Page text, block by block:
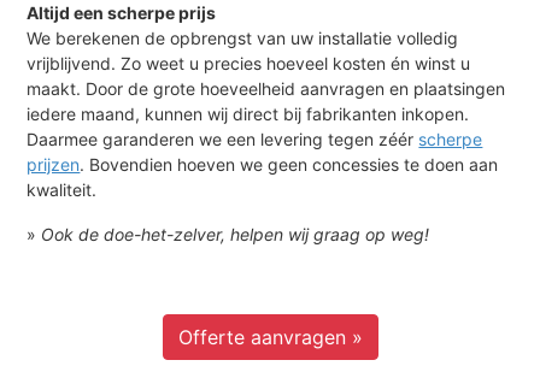
Altijd een scherpe prijs
We berekenen de opbrengst van uw installatie volledig
vrijblijvend. Zo weet u precies hoeveel kosten én winst u
maakt. Door de grote hoeveelheid aanvragen en plaatsingen
iedere maand, kunnen wij direct bij fabrikanten inkopen.
Daarmee garanderen we een levering tegen zéér scherpe
prijzen. Bovendien hoeven we geen concessies te doen aan
kwaliteit.
» Ook de doe-het-zelver, helpen wij graag op weg!
Offerte aanvragen »